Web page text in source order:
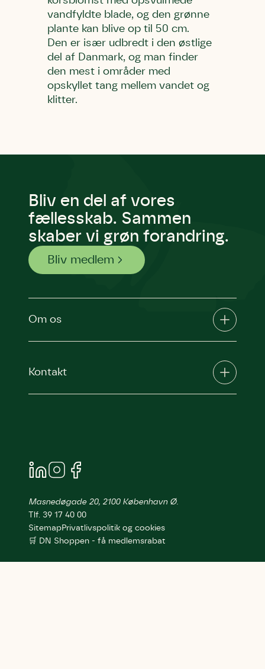
vandfyldte blade, og den grønne
plante kan blive op til 50 cm.
Den er især udbredt i den østlige
del af Danmark, og man finder
den mest i områder med
opskyllet tang mellem vandet og
klitter.
Bliv en del af vores
fællesskab. Sammen
skaber vi grøn forandring.
Bliv medlem
Om os
Kontakt
Masnedøgade 20, 2100 København Ø.
Tlf. 39 17 40 00
SitemapPrivatlivspolitik og cookies
🛒 DN Shoppen - få medlemsrabat